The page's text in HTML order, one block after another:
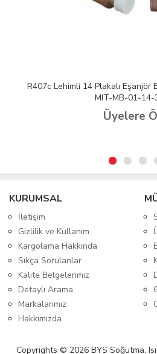
2 KW - 7000 BTU
R407c
KURUMSAL
İletişim
Gizlilik ve Kullanım
Kargolama Hakkında
Sıkça Sorulanlar
Kalite Belgelerimiz
Detaylı Arama
Markalarımız
Hakkımızda
Copyrights © 2026 BYS Soğutma,